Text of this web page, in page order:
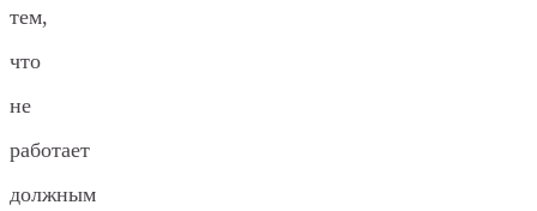
тем,
что
не
работает
должным